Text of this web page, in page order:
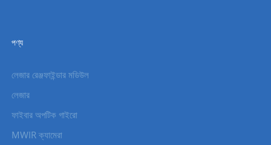
পণ্য
লেজার রেঞ্জফাইন্ডার মডিউল
লেজার
ফাইবার অপটিক গাইরো
MWIR ক্যামেরা